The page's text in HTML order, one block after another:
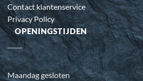
Contact klantenservice
Privacy Policy
OPENINGSTIJDEN
Maandag gesloten